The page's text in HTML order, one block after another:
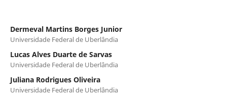
Dermeval Martins Borges Junior
Universidade Federal de Uberlândia
Lucas Alves Duarte de Sarvas
Universidade Federal de Uberlândia
Juliana Rodrigues Oliveira
Universidade Federal de Uberlândia